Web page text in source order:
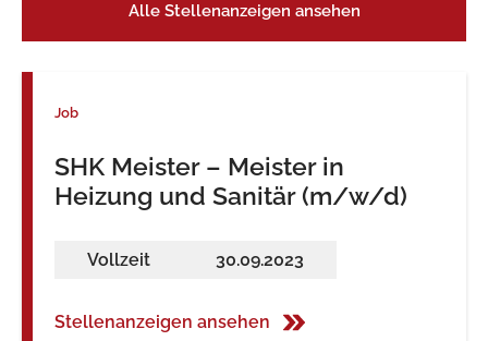
Alle Stellenanzeigen ansehen
Job
SHK Meister – Meister in
Heizung und Sanitär (m/w/d)
Vollzeit 30.09.2023
Stellenanzeigen ansehen